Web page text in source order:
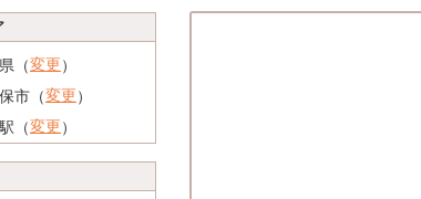
（変更）
市（変更）
（変更）